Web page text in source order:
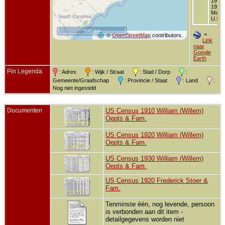
©OpenStreetMap contributors.
500 km
1920
=
Link
naar
Google
Earth
Pin Legenda : Adres : Wijk / Straat : Stad / Dorp
:
Gemeente/Graafschap
: Provincie / Staat : Land
:
Nog niet ingesteld
Documenten
US Census 1910 William (Willem)
Oepts & Fam.
US Census 1920 William (Willem)
Oepts & Fam.
US Census 1930 William (Willem)
Oepts & Fam.
US Census 1920 Frederick Stoer &
Fam.
Tenminste één, nog levende, persoon
is verbonden aan dit item -
detailgegevens worden niet